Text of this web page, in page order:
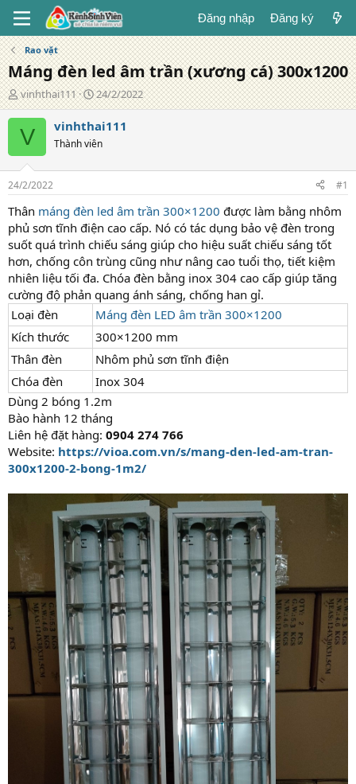
Đăng nhập Đăng ký
Rao vặt
Máng đèn led âm trần (xương cá) 300x1200
T
á
c
g
ả
vinhthai111
N
g
à
đ
g
24/2/2022
V vinhthai111
Thành viên
24/2/2022 #1
Thân máng đèn led âm trần 300×1200 được làm bằng nhôm
phủ sơn tĩnh điện cao cấp. Nó có tác dụng bảo vệ đèn trong
suốt quá trình chiếu sáng giúp cho hiệu suất chiếu sáng tốt
hơn, chống côn trùng cũng như nâng cao tuổi thọ, tiết kiệm
nhiên liệu tối đa. Chóa đèn bằng inox 304 cao cấp giúp tăng
cường độ phản quang ánh sáng, chống han gỉ.
Loại đèn
Máng đèn LED âm trần 300×1200
Kích thước
300×1200 mm
Thân đèn
Nhôm phủ sơn tĩnh điện
Chóa đèn
Inox 304
Dùng 2 bóng 1.2m
Bào hành 12 tháng
Liên hệ đặt hàng: 0904 274 766
Website: https://vioa.com.vn/s/mang-den-led-am-tran-
300x1200-2-bong-1m2/